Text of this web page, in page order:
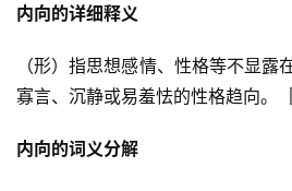
内向的详细释义
（形）指思想感情、性格等不显露
寡言、沉静或易羞怯的性格趋向。
内向的词义分解